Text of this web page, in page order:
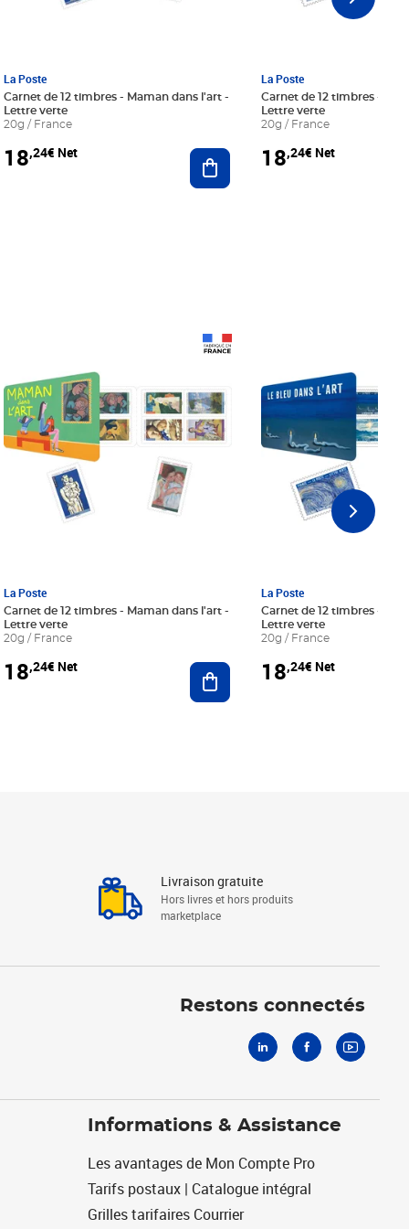
au panier
La Poste
Carnet de 12 timbres - Maman dans l'art -
Lettre verte
20g / France
18,24€ Net Ajouter au panier
La Poste
Carnet de 12 timbres - Le
Lettre verte
20g / France
18,24€ Net
au panier
La Poste
Carnet de 12 timbres - Maman dans l'art -
Lettre verte
20g / France
18,24€ Net Ajouter au panier
La Poste
Carnet de 12 timbres - Le
Lettre verte
20g / France
18,24€ Net
Livraison gratuite
Hors livres et hors produits
marketplace
Restons connectés
Informations & Assistance
Les avantages de Mon Compte Pro
Tarifs postaux | Catalogue intégral
Grilles tarifaires Courrier